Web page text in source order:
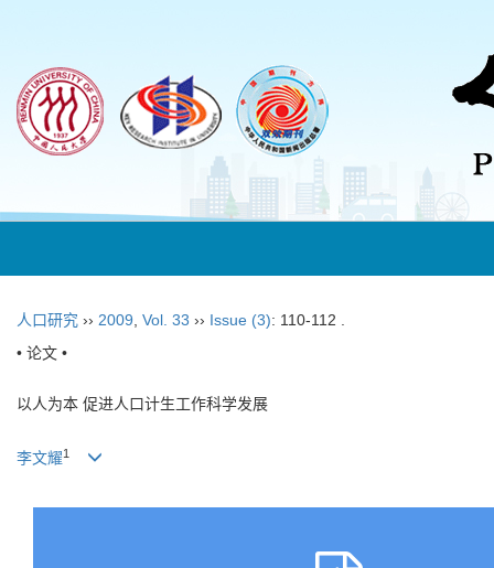
人口研究 ›› 2009 Vol. 33 ›› Issue (3): 110-112 .
• 论文 •
以人为本 促进人口计生工作科学发展
李文耀1